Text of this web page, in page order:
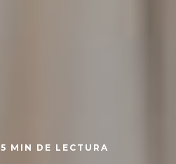
5 MIN DE LECTURA